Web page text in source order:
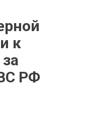
к
РФ